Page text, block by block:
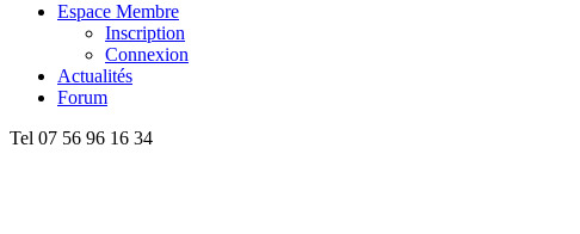
Espace Membre
Inscription
Connexion
Actualités
Forum
Tel 07 56 96 16 34